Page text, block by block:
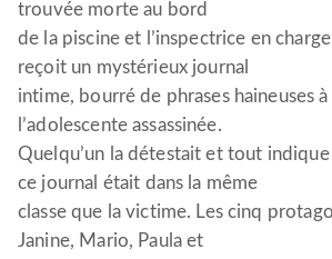
trouvée morte au bord
de la piscine et l’inspectrice en
reçoit un mystérieux journal
intime, bourré de phrases haineuses
l’adolescente assassinée.
Quelqu’un la détestait et tout indique
ce journal était dans la même
classe que la victime. Les cinq
Janine, Mario, Paula et